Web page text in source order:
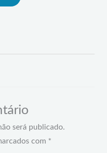
será publicado.
com *